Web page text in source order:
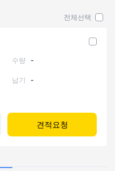
전체선택
수량 -
납기 -
견적요청